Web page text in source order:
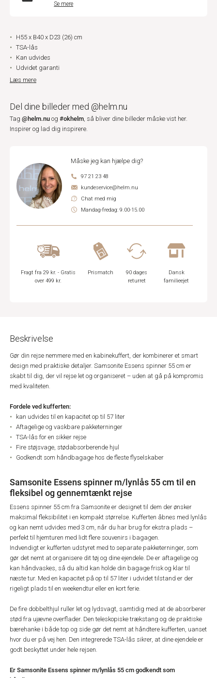
Se mere
H55 x B40 x D23 (26) cm
TSA-lås
Kan udvides
Udvidet garanti
Læs mere
Del dine billeder med @helm.nu
Tag @helm.nu og #okhelm, så bliver dine billeder måske vist her.
Inspirer og lad dig inspirere.
Måske jeg kan hjælpe dig?
97 21 23 48
kundeservice@helm.nu
Chat med mig
Mandag-fredag: 9.00-15.00
Fragt fra 29 kr. - Gratis
over 499 kr.
Prismatch
90 dages
returret
Dansk
familieejet
Beskrivelse
Gør din rejse nemmere med en kabinekuffert, der kombinerer et smart
design med praktiske detaljer. Samsonite Essens spinner 55 cm er
skabt til dig, der vil rejse let og organiseret – uden at gå på kompromis
med kvaliteten.
Fordele ved kufferten:
kan udvides til en kapacitet op til 57 liter
Aftagelige og vaskbare pakketerninger
TSA-lås for en sikker rejse
Fire støjsvage, stødabsorberende hjul
Godkendt som håndbagage hos de fleste flyselskaber
Samsonite Essens spinner m/lynlås 55 cm til en
fleksibel og gennemtænkt rejse
Essens spinner 55 cm fra Samsonite er designet til dem der ønsker
maksimal fleksibilitet i en kompakt størrelse. Kufferten åbnes med lynlås
og kan nemt udvides med 3 cm, når du har brug for ekstra plads –
perfekt til hjemturen med lidt flere souvenirs i bagagen.
Indvendigt er kufferten udstyret med to separate pakketerninger, som
gør det nemt at organisere dit tøj og dine ejendele. De er aftagelige og
kan håndvaskes, så du altid kan holde din bagage frisk og klar til
næste tur. Med en kapacitet på op til 57 liter i udvidet tilstand er der
rigeligt plads til en weekendtur eller en kort ferie.
De fire dobbelthjul ruller let og lydsvagt, samtidig med at de absorberer
stød fra ujævne overflader. Den teleskopiske trækstang og de praktiske
bærehanke i både top og side gør det nemt at håndtere kufferten, uanset
hvor du er på vej hen. Den integrerede TSA-lås sikrer, at dine ejendele er
godt beskyttet under hele rejsen.
Er Samsonite Essens spinner m/lynlås 55 cm godkendt som